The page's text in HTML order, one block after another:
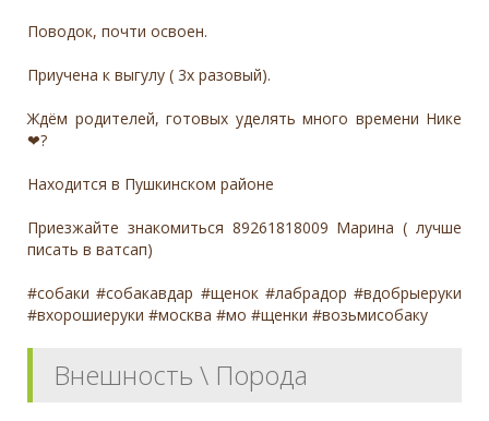
Поводок, почти освоен.
Приучена к выгулу ( 3х разовый).
Ждём родителей, готовых уделять много времени Нике
❤?
Находится в Пушкинском районе
Приезжайте знакомиться 89261818009 Марина ( лучше
писать в ватсап)
#собаки #собакавдар #щенок #лабрадор #вдобрыеруки
#вхорошиеруки #москва #мо #щенки #возьмисобаку
Внешность \ Порода